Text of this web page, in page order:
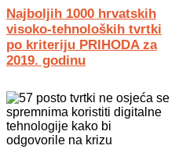
Najboljih 1000 hrvatskih
visoko-tehnoloških tvrtki
po kriteriju PRIHODA za
2019. godinu